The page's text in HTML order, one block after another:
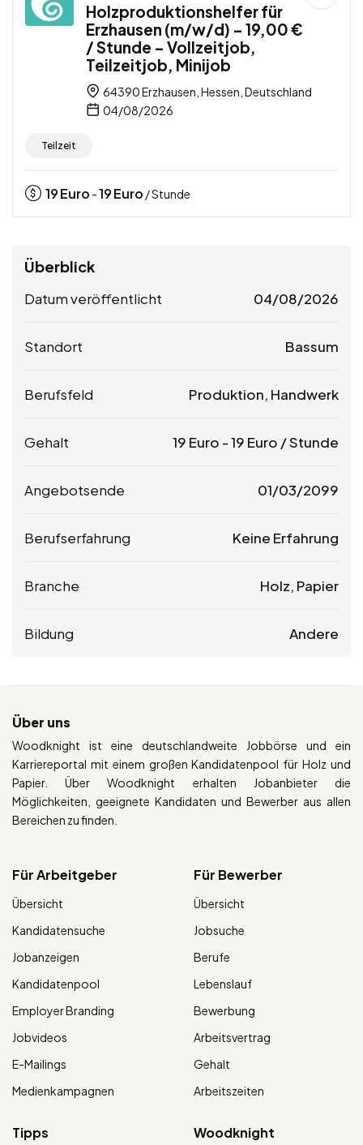
Holzproduktionshelfer für
Erzhausen (m/w/d) – 19,00 €
/ Stunde – Vollzeitjob,
Teilzeitjob, Minijob
64390 Erzhausen, Hessen, Deutschland
04/08/2026
Teilzeit
19Euro -19Euro / Stunde
Überblick
Datum veröffentlicht 04/08/2026
Standort Bassum
Berufsfeld Produktion, Handwerk
Gehalt 19 Euro -19 Euro / Stunde
Angebotsende 01/03/2099
Berufserfahrung Keine Erfahrung
Branche Holz, Papier
Bildung Andere
Über uns
Woodknight ist eine deutschlandweite Jobbörse und ein
Karriereportal mit einem großen Kandidatenpool für Holz und
Papier. Über Woodknight erhalten Jobanbieter die
Möglichkeiten, geeignete Kandidaten und Bewerber aus allen
Bereichen zu finden.
Für Arbeitgeber
Übersicht
Kandidatensuche
Jobanzeigen
Kandidatenpool
Employer Branding
Jobvideos
E-Mailings
Medienkampagnen
Für Bewerber
Übersicht
Jobsuche
Berufe
Lebenslauf
Bewerbung
Arbeitsvertrag
Gehalt
Arbeitszeiten
Tipps Woodknight